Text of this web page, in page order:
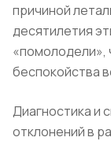
причиной
десятилетия
«помолодели»,
беспокойства
Диагностика и
отклонений в